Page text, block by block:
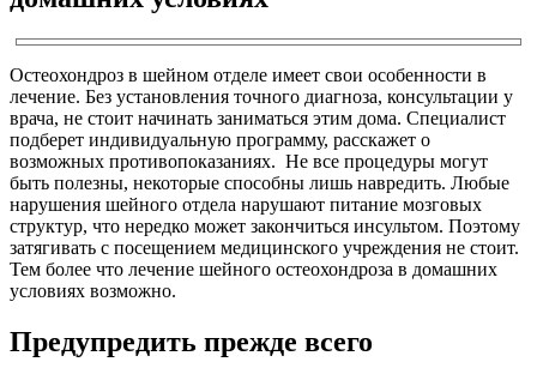
Остеохондроз в шейном отделе имеет свои особенности в
лечение. Без установления точного диагноза, консультации у
врача, не стоит начинать заниматься этим дома. Специалист
подберет индивидуальную программу, расскажет о
возможных противопоказаниях. Не все процедуры могут
быть полезны, некоторые способны лишь навредить. Любые
нарушения шейного отдела нарушают питание мозговых
структур, что нередко может закончиться инсультом. Поэтому
затягивать с посещением медицинского учреждения не стоит.
Тем более что лечение шейного остеохондроза в домашних
условиях возможно.
Предупредить прежде всего